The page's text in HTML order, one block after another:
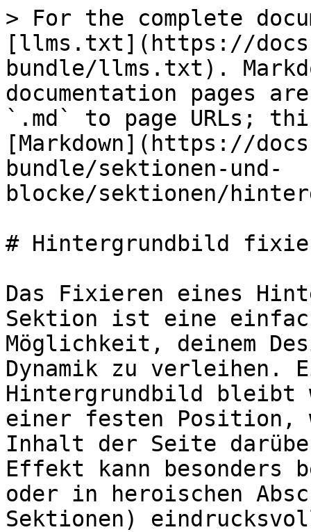
> For the complete
[llms.txt](https://
bundle/llms.txt).
documentation pages
`.md` to page URLs;
[Markdown](https://
bundle/sektionen-und-
blocke/sektionen/
# Hintergrundbild
Das Fixieren eines
Sektion ist eine
Möglichkeit, deinem
Dynamik zu
Hintergrundbild bleibt
einer festen Position,
Inhalt der Seite
Effekt kann besonders
oder in heroischen
Sektionen)